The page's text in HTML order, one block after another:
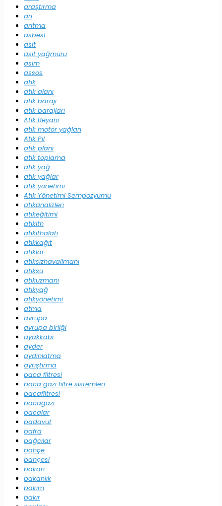
araştırma
arı
arıtma
asbest
asit
asit yağmuru
asım
assos
atık
atık alanı
atık barajı
atık barajları
Atık Beyanı
atık motor yağları
Atık Pil
atık planı
atık toplama
atık yağ
atık yağlar
atık yönetimi
Atık Yönetimi Sempozyumu
atıkanalizleri
atıkeğitimi
atıkith
atıkithalatı
atıkkağıt
atıklar
atıksızhavalimanı
atıksu
atıkuzmanı
atıkyağ
atıkyönetimi
atma
avrupa
avrupa birliği
ayakkabı
ayder
aydınlatma
ayrıştırma
baca filtresi
baca gazı filtre sistemleri
bacafiltresi
bacagazı
bacalar
badavut
bafra
bağcılar
bahçe
bahçesi
bakan
bakanlık
bakım
bakır